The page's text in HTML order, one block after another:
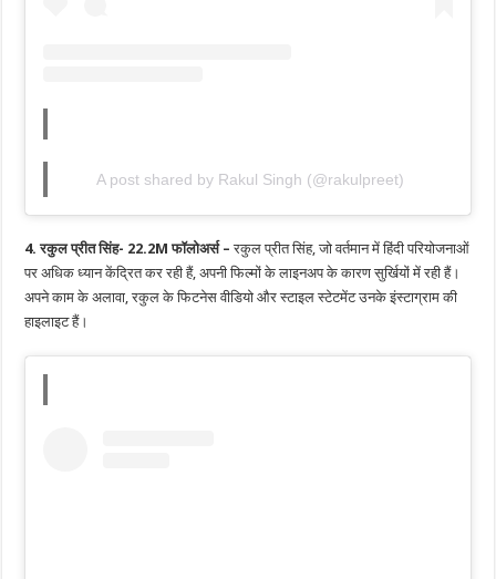
A post shared by Rakul Singh (@rakulpreet)
4. रकुल प्रीत सिंह- 22.2M फॉलोअर्स –रकुल प्रीत सिंह, जो वर्तमान में हिंदी परियोजनाओं
पर अधिक ध्यान केंद्रित कर रही हैं, अपनी फिल्मों के लाइनअप के कारण सुर्खियों में रही हैं।
अपने काम के अलावा, रकुल के फिटनेस वीडियो और स्टाइल स्टेटमेंट उनके इंस्टाग्राम की
हाइलाइट हैं।